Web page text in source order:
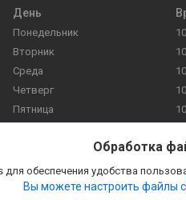
День
Понедельник
Вторник
Среда
Четверг
Пятница
Обработка
обеспечения удобства
Вы можете настроить файлы